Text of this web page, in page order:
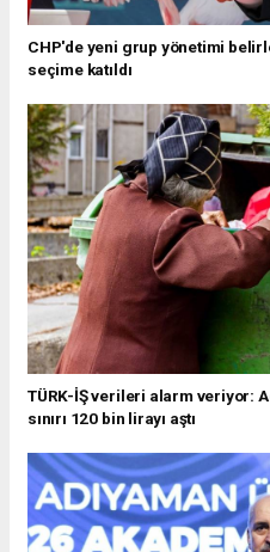
CHP'de yeni grup yönetimi
seçime katıldı
TÜRK-İŞ verileri alarm veriyor:
sınırı 120 bin lirayı aştı